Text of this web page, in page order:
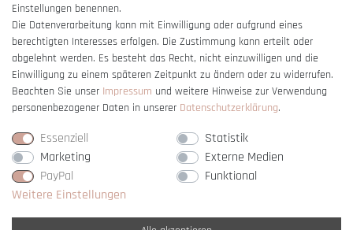
Vertrag widerrufen
Einstellungen benennen.
Die Datenverarbeitung kann mit Einwilligung oder aufgrund eines
berechtigten Interesses erfolgen. Die Zustimmung kann erteilt oder
abgelehnt werden. Es besteht das Recht, nicht einzuwilligen und die
Einwilligung zu einem späteren Zeitpunkt zu ändern oder zu widerrufen.
Beachten Sie unser Impressum und weitere Hinweise zur Verwendung
personenbezogener Daten in unserer Daten­schutz­erklärung.
Essenziell
Statistik
Marketing
Externe Medien
PayPal
Funktional
Weitere Einstellungen